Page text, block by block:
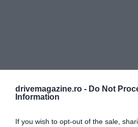
drivemagazine.ro - Do Not
Information
If you wish to opt-out of the sale,